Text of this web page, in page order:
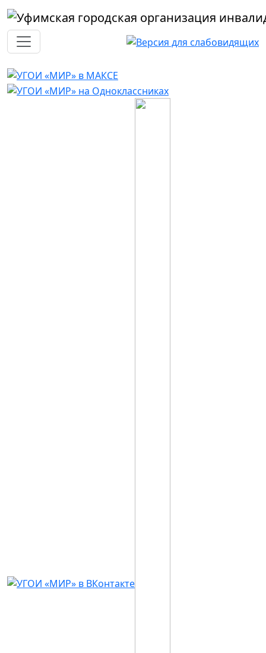
Перейти к основному содержанию